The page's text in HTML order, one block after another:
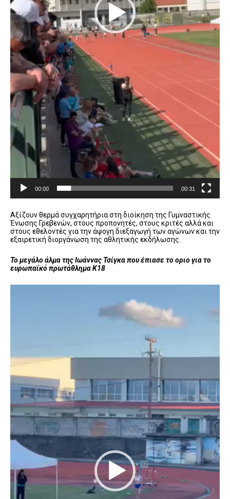
00:00 00:31
Αξίζουν θερμά συγχαρητήρια στη διοίκηση της Γυμναστικής
Ένωσης Γρεβενών, στους προπονητές, στους κριτές αλλά και
στους εθελοντές για την άψογη διεξαγωγή των αγώνων και την
εξαιρετική διοργάνωση της αθλητικής εκδήλωσης.
Το μεγάλο άλμα της Ιωάννας Τσίγκα που έπιασε το οριο για το
ευρωπαϊκό πρωτάθλημα Κ18